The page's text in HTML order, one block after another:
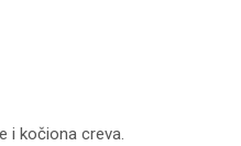
i kočiona creva.